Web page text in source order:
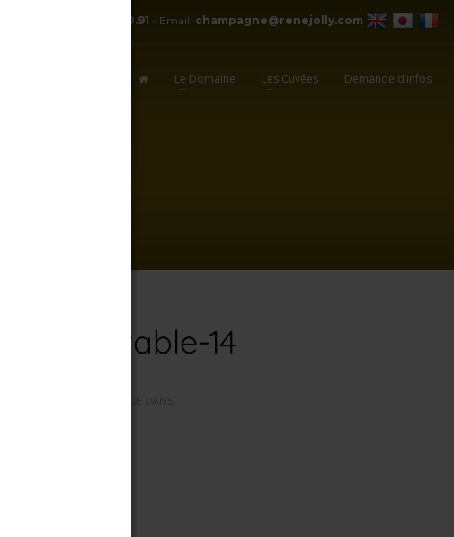
+ 33.3.25.38.50.91 - Email: champagne@renejolly.com
Le Domaine Les Cuvées Demande d’infos
à-la-table-14